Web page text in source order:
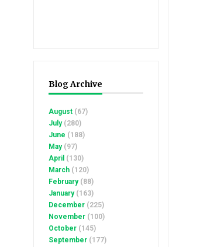
Blog Archive
August (67)
July(280)
June (188)
May(97)
April (130)
March (120)
February(88)
January(163)
December (225)
November (100)
October (145)
September (177)